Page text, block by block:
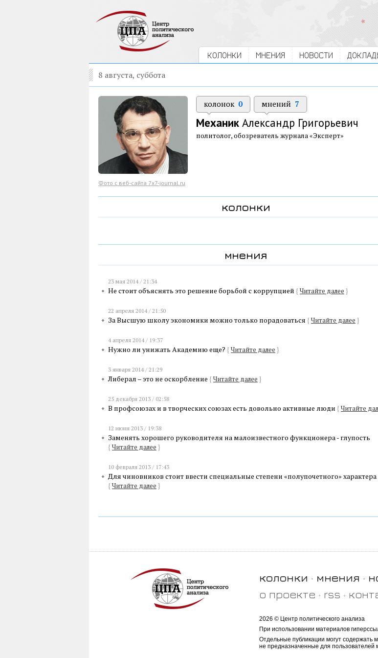
КОЛОНКИ МНЕНИЯ НОВОСТИ
8 августа, суббота
колонок 0 мнений 7
Механик Александр Григорьевич
политолог, обозреватель журнала «Эксперт»
Фото с веб-сайта 7x7-journal.ru
колонки
мнения
23 мая 2014 / 21:34
Не стоит объяснять это решение борьбой с коррупцией { Читайте далее }
22 апреля 2014 / 21:50
За Высшую школу экономики можно только порадоваться { Читайте далее }
4 апреля 2014 / 19:37
Нужно ли унижать Академию еще? { Читайте далее }
3 января 2014 / 21:29
Либерал – это не оскорбление { Читайте далее }
25 декабря 2013 / 02:58
В профсоюзах и в творческих союзах есть довольно активные люди { Читайте
12 июня 2013 / 19:38
Заменять хорошего руководителя на малоизвестного функционера - глупость
{ Читайте далее }
10 февраля 2013 / 17:43
Для чиновников стоит ввести специальные степени «полупочетного» характера
{ Читайте далее }
колонки мнения
о проекте
rss
2026 © Центр политического анализа
При использовании материалов
Отдельные публикации могут содержать
не предназначенные для пользователей